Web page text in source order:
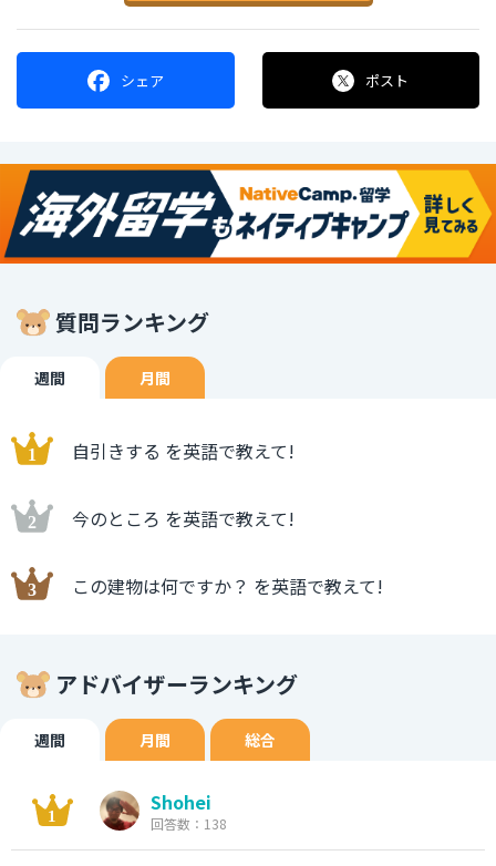
シェア ポスト
質問ランキング
週間 月間
自引きする を英語で教えて!
今のところ を英語で教えて!
この建物は何ですか？ を英語で教えて!
アドバイザーランキング
週間 月間 総合
Shohei
回答数：138